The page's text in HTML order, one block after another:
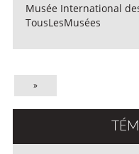
Musée International
TousLesMusées
»